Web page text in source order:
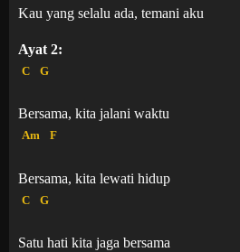
Kau yang selalu ada, temani aku
Ayat 2:
C G
Bersama, kita jalani waktu
Am F
Bersama, kita lewati hidup
C G
Satu hati kita jaga bersama